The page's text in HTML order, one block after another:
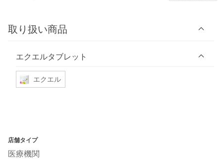
取り扱い商品
エクエルタブレット
エクエル
店舗タイプ
医療機関